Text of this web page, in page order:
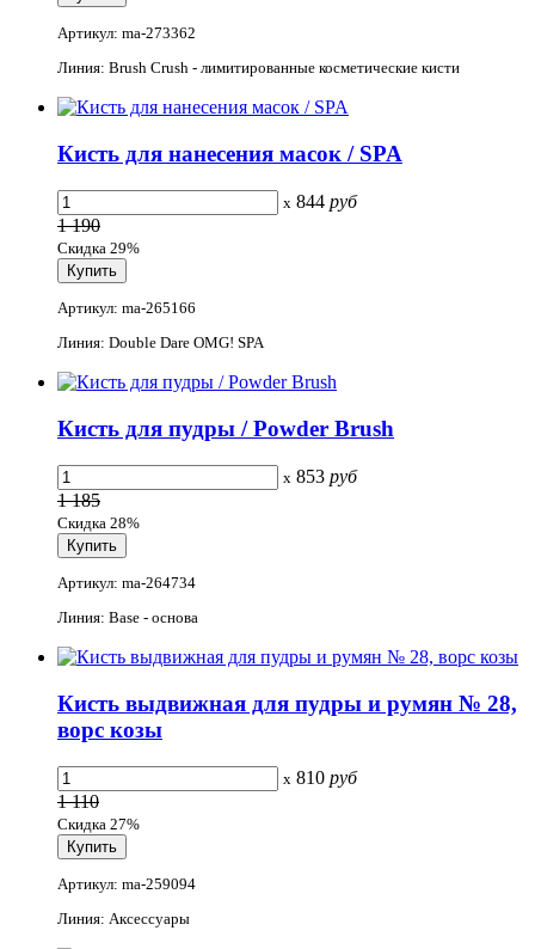
Артикул: ma-273362
Линия: Brush Crush - лимитированные косметические кисти
Кисть для нанесения масок / SPA
x 844 руб
1 190
Скидка 29%
Артикул: ma-265166
Линия: Double Dare OMG! SPA
Кисть для пудры / Powder Brush
x 853 руб
1 185
Скидка 28%
Артикул: ma-264734
Линия: Base - основа
Кисть выдвижная для пудры и румян № 28,
ворс козы
x 810 руб
1 110
Скидка 27%
Артикул: ma-259094
Линия: Аксессуары